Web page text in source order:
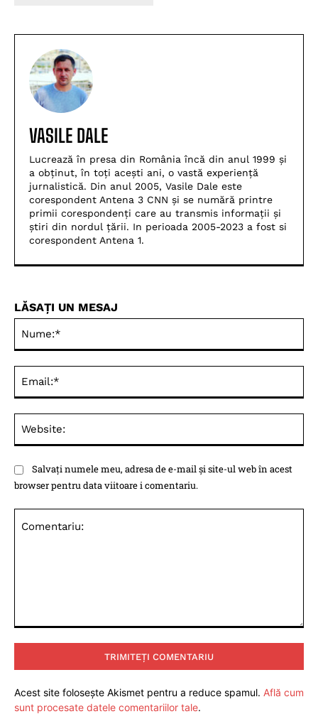
VASILE DALE
Lucrează în presa din România încă din anul 1999 și
a obținut, în toți acești ani, o vastă experiență
jurnalistică. Din anul 2005, Vasile Dale este
corespondent Antena 3 CNN și se numără printre
primii corespondenți care au transmis informații și
știri din nordul țării. In perioada 2005-2023 a fost si
corespondent Antena 1.
LĂSAȚI UN MESAJ
Salvați numele meu, adresa de e-mail și site-ul web în acest
browser pentru data viitoare i comentariu.
Acest site folosește Akismet pentru a reduce spamul. Află cum
sunt procesate datele comentariilor tale.